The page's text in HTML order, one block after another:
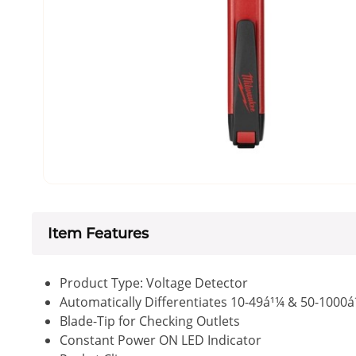
Item Features
Product Type: Voltage Detector
Automatically Differentiates 10-49á¹¼ & 50-
Blade-Tip for Checking Outlets
Constant Power ON LED Indicator